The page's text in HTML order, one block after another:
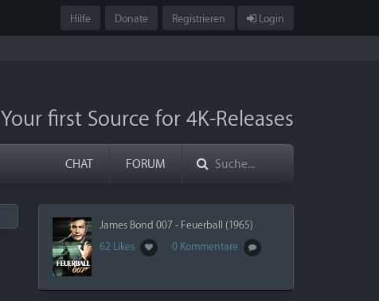
Hilfe Donate Registrieren Login
Your first Source for 4K-Releases
CHAT FORUM
James Bond 007 - Feuerball (1965)
62 Likes
0 Kommentare